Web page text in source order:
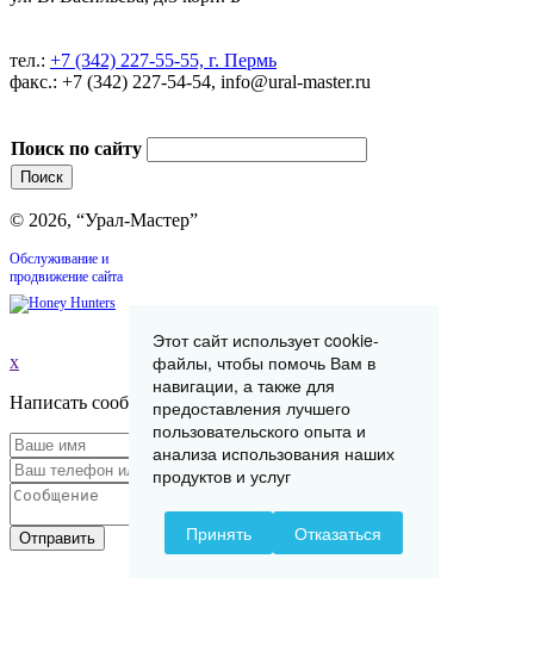
тел.: +7 (342) 227-55-55, г. Пермь
факс.: +7 (342) 227-54-54, info@ural-master.ru
Поиск по сайту
© 2026, “Урал-Мастер”
Обслуживание и
продвижение сайта
x
Написать сообщение
Отправить
Этот сайт использует cookie-
файлы, чтобы помочь Вам в
навигации, а также для
предоставления лучшего
пользовательского опыта и
анализа использования наших
продуктов и услуг
Принять Отказаться